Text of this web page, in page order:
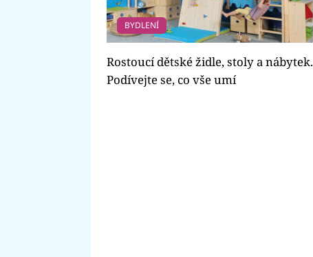
BYDLENÍ
Rostoucí dětské židle, stoly a nábytek.
Podívejte se, co vše umí